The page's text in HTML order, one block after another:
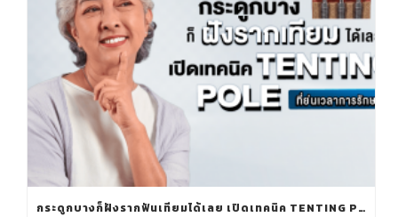
กระดูกบางก็ฝังรากฟันเทียมได้เลย เปิดเทคนิค TENTING POLE ที่ย่นเวลาการรักษา